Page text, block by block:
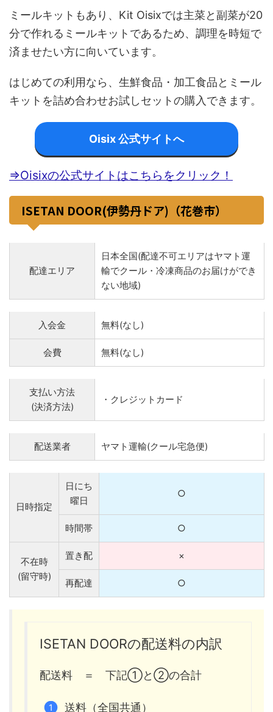
ミールキットもあり、Kit Oisixでは主菜と副菜が20
分で作れるミールキットであるため、調理を時短で
済ませたい方に向いています。
はじめての利用なら、生鮮食品・加工食品とミール
キットを詰め合わせお試しセットの購入できます。
Oisix 公式サイトへ
⇒Oisixの公式サイトはこちらをクリック！
ISETAN DOOR(伊勢丹ドア)（花巻市）
配達エリア
日本全国(配達不可エリアはヤマト運
輸でクール・冷凍商品のお届けができ
ない地域)
入会金 無料(なし)
会費 無料(なし)
支払い方法
(決済方法)
・クレジットカード
配送業者 ヤマト運輸(クール宅急便)
日時指定
日にち
曜日
○
時間帯 ○
不在時
(留守時)
置き配 ×
再配達 ○
ISETAN DOORの配送料の内訳
配送料 ＝ 下記①と②の合計
送料（全国共通）